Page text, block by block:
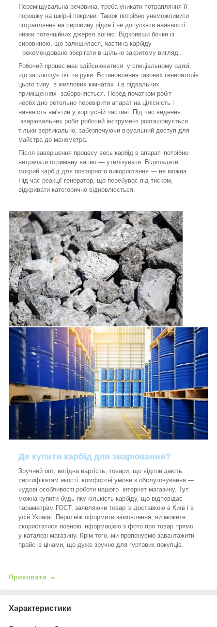
Переміщувальна речовина, треба уникати потрапляння її
порошку на шкірні покриви. Також потрібно унеможливити
потрапляння на сировину рідин і не допускати наявності
низки потенційних джерел вогню. Відкривши бочки із
сировиною, що залишилася, частина карбіду
рекомендовано зберігати в щільно закритому вигляді.
Робочий процес має здійснюватися у спеціальному одязі,
що заплющує очі та руки. Встановлення газових генераторів
цього типу в житлових кімнатах і в підвальних
приміщеннях забороняється. Перед початком робіт
необхідно ретельно перевірити апарат на цілісність і
наявність вм'ятин у корпусній частині. Під час ведення
зварювальних робіт робочий інструмент розташовується
тільки вертикально, забезпечуючи візуальний доступ для
майстра до манометра.
Після завершення процесу весь карбід в апараті потрібно
витрачати отриману вапно — утилізувати. Відкладати
мокрий карбід для повторного використання — не можна.
Під час реакції генератор, що перебуває під тиском,
відкривати категорично відновлюється.
Де купити карбід для зварювання?
Зручний опт, вигідна вартість, товари, що відповідають
сертифікатам якості, комфортні умови з обслуговування —
чудові особливості роботи нашого інтернет магазину. Тут
можна купити будь-яку кількість карбіду, що відповідає
параметрам ГОСТ, заявляючи товар із доставкою в Київ і в
усій Україні. Перш ніж оформити замовлення, ви можете
скористатися повною інформацією з фото про товар прямо
у каталозі магазину. Крім того, ми пропонуємо завантажити
прайс із цінами, що дуже зручно для гуртових покупців.
Приховати
Характеристики